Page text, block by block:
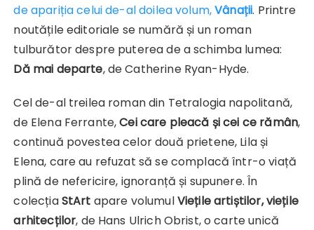
de apariția celui de-al doilea volum,Vânații. Printre
noutățile editoriale se numără și un roman
tulburător despre puterea de a schimba lumea:
Dă mai departe, de Catherine Ryan-Hyde.
Cel de-al treilea roman din Tetralogia napolitană,
de Elena Ferrante,Cei care pleacă și cei ce rămân,
continuă povestea celor două prietene, Lila și
Elena, care au refuzat să se complacă într-o viață
plină de nefericire, ignoranță și supunere. În
colecțiaStArt apare volumulViețile artiștilor, viețile
arhitecților, de Hans Ulrich Obrist, o carte unică